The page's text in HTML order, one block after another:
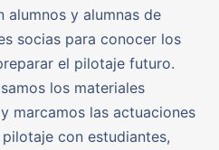
alumnos y alumnas de
socias para conocer los
el pilotaje futuro.
los materiales
marcamos las actuaciones
con estudiantes,